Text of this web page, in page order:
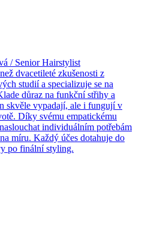
/ Senior Hairstylist
dvacetileté zkušenosti z
studií a specializuje se na
důraz na funkční střihy a
skvěle vypadají, ale i fungují v
Díky svému empatickému
individuálním potřebám
míru. Každý účes dotahuje do
po finální styling.